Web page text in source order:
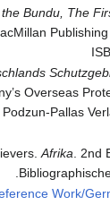
the Bundu, The
Overseas
Podzun-Pallas
Sievers.Afrika.
Work/